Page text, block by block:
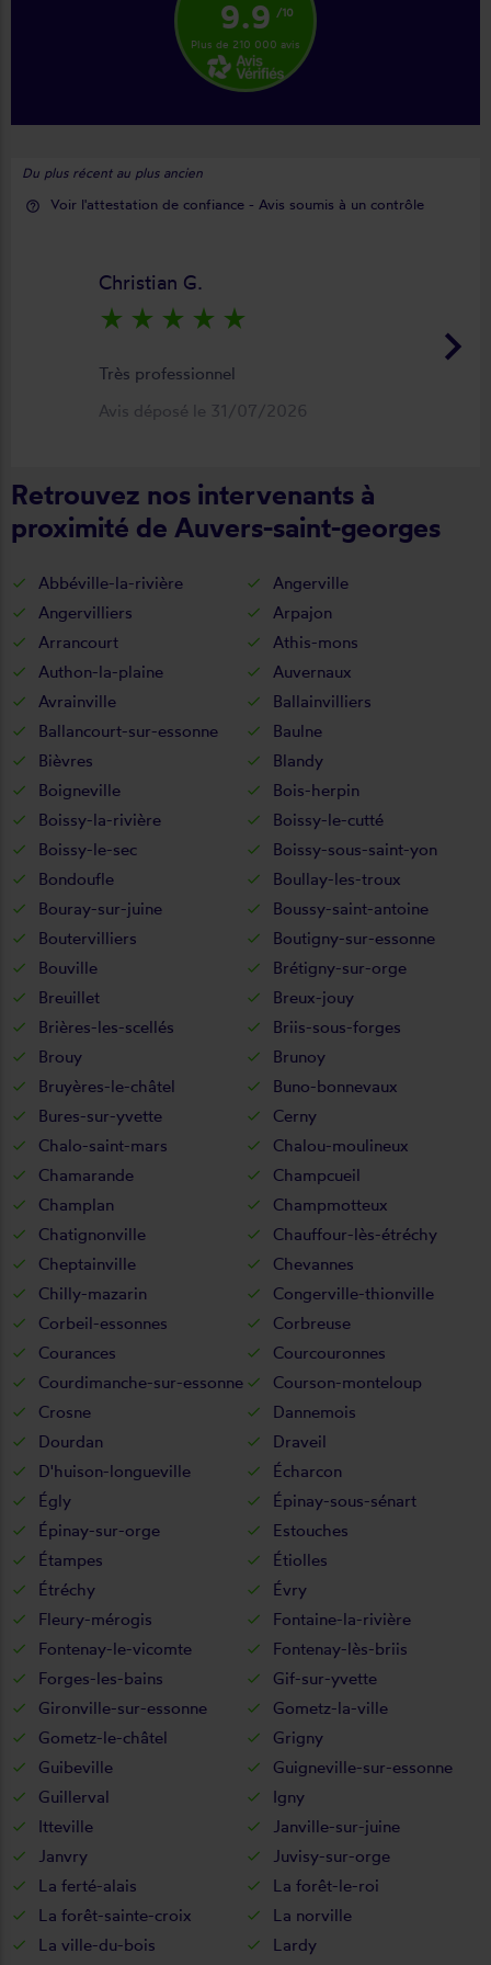
9.9 /10
Plus de 210 000 avis
Du plus récent au plus ancien
help_outline Voir l'attestation de confiance - Avis soumis à un contrôle
keyboard_arrow_right
Christian G.
star_rate star_rate star_rate star_rate star_rate
Très professionnel
Avis déposé le 31/07/2026
Retrouvez nos intervenants à
proximité de Auvers-saint-georges
Abbéville-la-rivière
Angerville
Angervilliers
Arpajon
Arrancourt
Athis-mons
Authon-la-plaine
Auvernaux
Avrainville
Ballainvilliers
Ballancourt-sur-essonne
Baulne
Bièvres
Blandy
Boigneville
Bois-herpin
Boissy-la-rivière
Boissy-le-cutté
Boissy-le-sec
Boissy-sous-saint-yon
Bondoufle
Boullay-les-troux
Bouray-sur-juine
Boussy-saint-antoine
Boutervilliers
Boutigny-sur-essonne
Bouville
Brétigny-sur-orge
Breuillet
Breux-jouy
Brières-les-scellés
Briis-sous-forges
Brouy
Brunoy
Bruyères-le-châtel
Buno-bonnevaux
Bures-sur-yvette
Cerny
Chalo-saint-mars
Chalou-moulineux
Chamarande
Champcueil
Champlan
Champmotteux
Chatignonville
Chauffour-lès-étréchy
Cheptainville
Chevannes
Chilly-mazarin
Congerville-thionville
Corbeil-essonnes
Corbreuse
Courances
Courcouronnes
Courdimanche-sur-essonne
Courson-monteloup
Crosne
Dannemois
Dourdan
Draveil
D'huison-longueville
Écharcon
Égly
Épinay-sous-sénart
Épinay-sur-orge
Estouches
Étampes
Étiolles
Étréchy
Évry
Fleury-mérogis
Fontaine-la-rivière
Fontenay-le-vicomte
Fontenay-lès-briis
Forges-les-bains
Gif-sur-yvette
Gironville-sur-essonne
Gometz-la-ville
Gometz-le-châtel
Grigny
Guibeville
Guigneville-sur-essonne
Guillerval
Igny
Itteville
Janville-sur-juine
Janvry
Juvisy-sur-orge
La ferté-alais
La forêt-le-roi
La forêt-sainte-croix
La norville
La ville-du-bois
Lardy